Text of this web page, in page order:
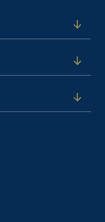
Open
voor
Open
voor
Open